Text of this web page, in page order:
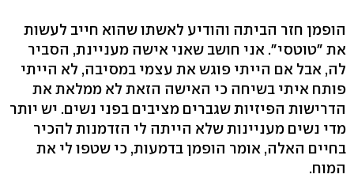
הופמן חזר הביתה והודיע לאשתו שהוא חייב לעשות
את "טוטסי". אני חושב שאני אישה מעניינת, הסביר
לה, אבל אם הייתי פוגש את עצמי במסיבה, לא הייתי
פותח איתי בשיחה כי האישה הזאת לא ממלאת את
הדרישות הפיזיות שגברים מציבים בפני נשים. יש יותר
מדי נשים מעניינות שלא הייתה לי הזדמנות להכיר
בחיים האלה, אומר הופמן בדמעות, כי שטפו לי את
המוח.